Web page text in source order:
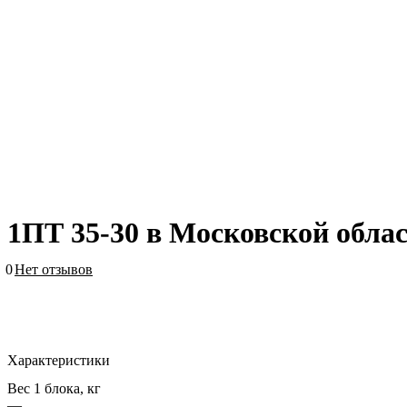
1ПТ 35-30 в Московской
0Нет отзывов
Характеристики
Вес 1 блока, кг